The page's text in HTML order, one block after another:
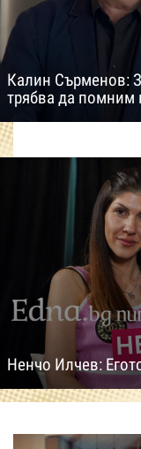
Калин Сърменов:
трябва да помним
Ненчо Илчев: